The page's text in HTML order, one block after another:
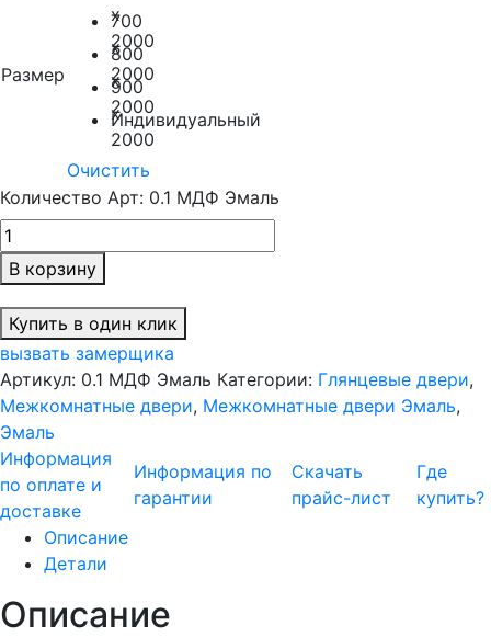
Размер
x
2000
700
x
2000
800
x
2000
900
x
2000
Индивидуальный
Очистить
Количество Арт: 0.1 МДФ Эмаль
В корзину
Купить в один клик
вызвать замерщика
Артикул: 0.1 МДФ Эмаль Категории: Глянцевые двери,
Межкомнатные двери, Межкомнатные двери Эмаль,
Эмаль
Информация
по оплате и
доставке
Информация по
гарантии
Скачать
прайс-лист
Где
купить?
Описание
Детали
Описание